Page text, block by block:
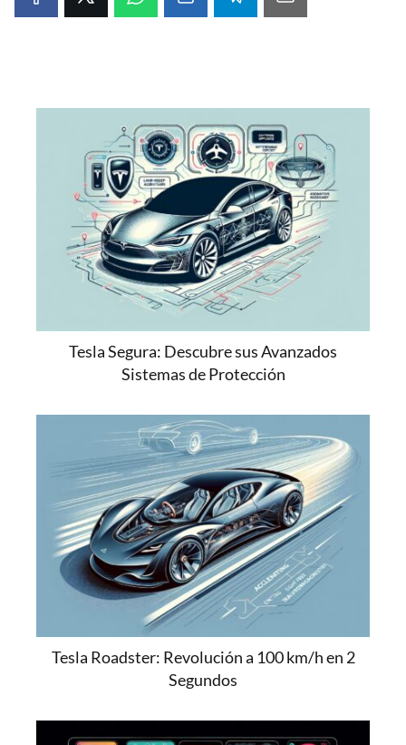
Tesla Segura: Descubre sus Avanzados
Sistemas de Protección
Tesla Roadster: Revolución a 100 km/h en 2
Segundos